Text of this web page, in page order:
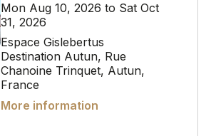
Mon Aug 10, 2026 to Sat Oct
31, 2026
Espace Gislebertus
Destination Autun, Rue
Chanoine Trinquet, Autun,
France
More information